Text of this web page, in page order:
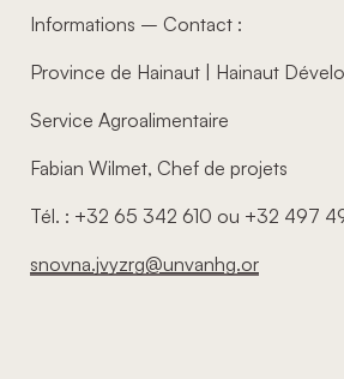
Informations – Contact :
Province de Hainaut | Hainaut
Service Agroalimentaire
Fabian Wilmet, Chef de projets
Tél. : +32 65 342 610 ou +32 497
snovna.jvyzrg@unvanhg.or